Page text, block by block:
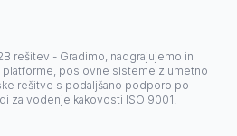
rešitev - Gradimo, nadgrajujemo in
platforme, poslovne sisteme z umetno
rešitve s podaljšano podporo po
za vodenje kakovosti ISO 9001.